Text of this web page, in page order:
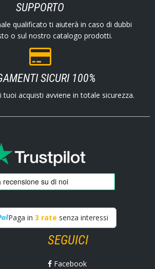
SUPPORTO
qualificato ti aiuterà in caso di dubbi
o sul nostro catalogo prodotti.
SICURI 100%
tuoi acquisti avviene in totale sicurezza.
Paga in 3 rate senza interessi
SEGUICI
Facebook